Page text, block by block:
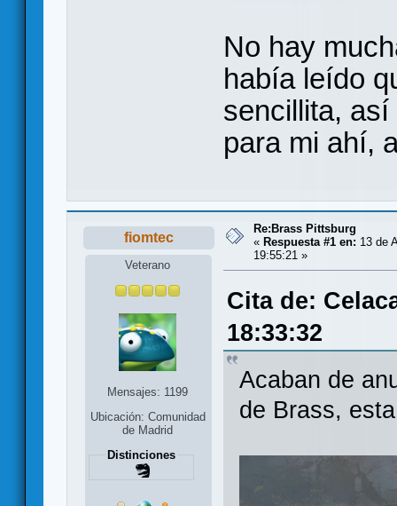
No hay
había leído
sencillita,
para mi ahí,
fiomtec
Veterano
Mensajes: 1199
Ubicación: Comunidad
de Madrid
Distinciones
Re:Brass Pittsburg
« Respuesta #1 en: 13 de
19:55:21 »
Cita de:
18:33:32
Acaban de
de Brass,